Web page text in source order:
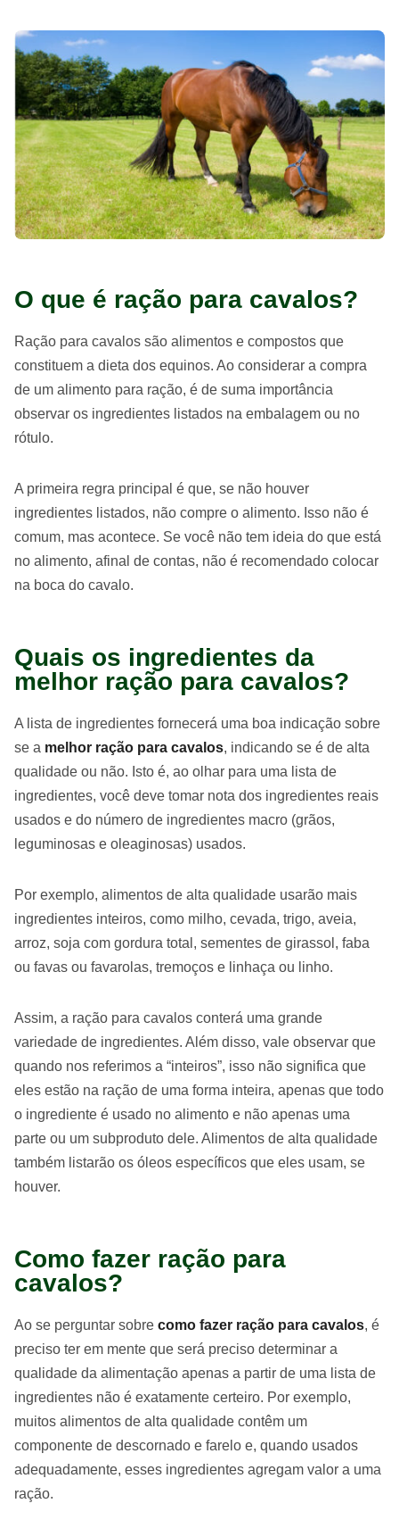
O que é ração para cavalos?
Ração para cavalos são alimentos e compostos que
constituem a dieta dos equinos. Ao considerar a compra
de um alimento para ração, é de suma importância
observar os ingredientes listados na embalagem ou no
rótulo.
A primeira regra principal é que, se não houver
ingredientes listados, não compre o alimento. Isso não é
comum, mas acontece. Se você não tem ideia do que está
no alimento, afinal de contas, não é recomendado colocar
na boca do cavalo.
Quais os ingredientes da
melhor ração para cavalos?
A lista de ingredientes fornecerá uma boa indicação sobre
se a melhor ração para cavalos, indicando se é de alta
qualidade ou não. Isto é, ao olhar para uma lista de
ingredientes, você deve tomar nota dos ingredientes reais
usados ​​e do número de ingredientes macro (grãos,
leguminosas e oleaginosas) usados.
Por exemplo, alimentos de alta qualidade usarão mais
ingredientes inteiros, como milho, cevada, trigo, aveia,
arroz, soja com gordura total, sementes de girassol, faba
ou favas ou favarolas, tremoços e linhaça ou linho.
Assim, a ração para cavalos conterá uma grande
variedade de ingredientes. Além disso, vale observar que
quando nos referimos a “inteiros”, isso não significa que
eles estão na ração de uma forma inteira, apenas que todo
o ingrediente é usado no alimento e não apenas uma
parte ou um subproduto dele. Alimentos de alta qualidade
também listarão os óleos específicos que eles usam, se
houver.
Como fazer ração para
cavalos?
Ao se perguntar sobre como fazer ração para cavalos, é
preciso ter em mente que será preciso determinar a
qualidade da alimentação apenas a partir de uma lista de
ingredientes não é exatamente certeiro. Por exemplo,
muitos alimentos de alta qualidade contêm um
componente de descornado e farelo e, quando usados ​​
adequadamente, esses ingredientes agregam valor a uma
ração.